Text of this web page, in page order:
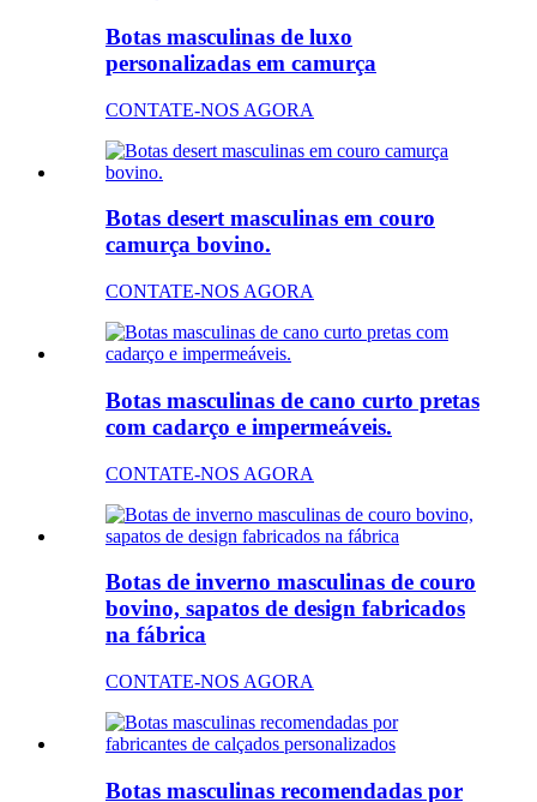
Botas masculinas de luxo
personalizadas em camurça
CONTATE-NOS AGORA
Botas desert masculinas em couro
camurça bovino.
CONTATE-NOS AGORA
Botas masculinas de cano curto pretas
com cadarço e impermeáveis.
CONTATE-NOS AGORA
Botas de inverno masculinas de couro
bovino, sapatos de design fabricados
na fábrica
CONTATE-NOS AGORA
Botas masculinas recomendadas por